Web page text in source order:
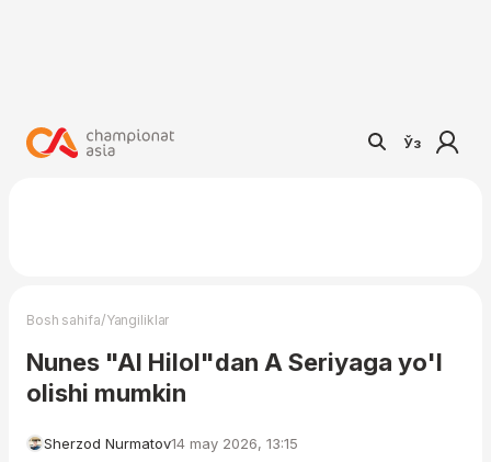
Ўз
Bosh sahifa/Yangiliklar
Nunes "Al Hilol"dan A Seriyaga yo'l
olishi mumkin
Sherzod Nurmatov14 may 2026, 13:15